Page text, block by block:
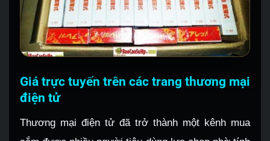
Giá trực tuyến trên các trang thương mại
điện tử
Thương mại điện tử đã trở thành một kênh mua